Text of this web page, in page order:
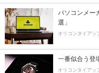
パソコンメー
選」
オリコンタイアッ
一番似合う登
オリコンタイアッ